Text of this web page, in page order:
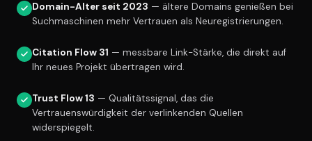
Domain-Alter seit 2023 — ältere Domains genießen bei
Suchmaschinen mehr Vertrauen als Neuregistrierungen.
Citation Flow 31 — messbare Link-Stärke, die direkt auf
Ihr neues Projekt übertragen wird.
Trust Flow 13 — Qualitätssignal, das die
Vertrauenswürdigkeit der verlinkenden Quellen
widerspiegelt.